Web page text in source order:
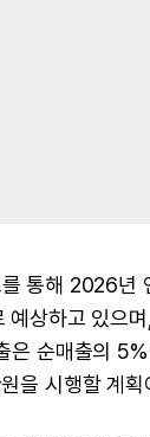
통해 2026년
상하고 있으
은 순매출의
을 시행할 계획